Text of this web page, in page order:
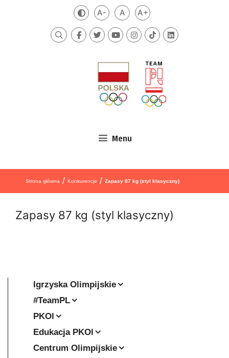
Zmień kontrast
A-Mniejsza czcionka
ADomyślna czcionka
A+Większa czcionka
Szukaj
Menu
Strona główna / Konkurencje / Zapasy 87 kg (styl klasyczny)
Zapasy 87 kg (styl klasyczny)
Igrzyska Olimpijskie
#TeamPL
PKOl
Edukacja PKOl
Centrum Olimpijskie